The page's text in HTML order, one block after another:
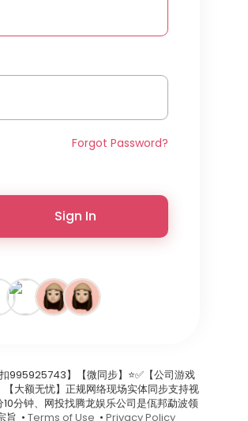
Forgot Password?
Sign In
995925743】【微同步】⭐️✅【公司游戏
大额无忧】正规网络现场实体同步支持视
分钟、网投找腾龙娱乐公司是佤邦勐波领
旨 • Terms of Use • Privacy Policy